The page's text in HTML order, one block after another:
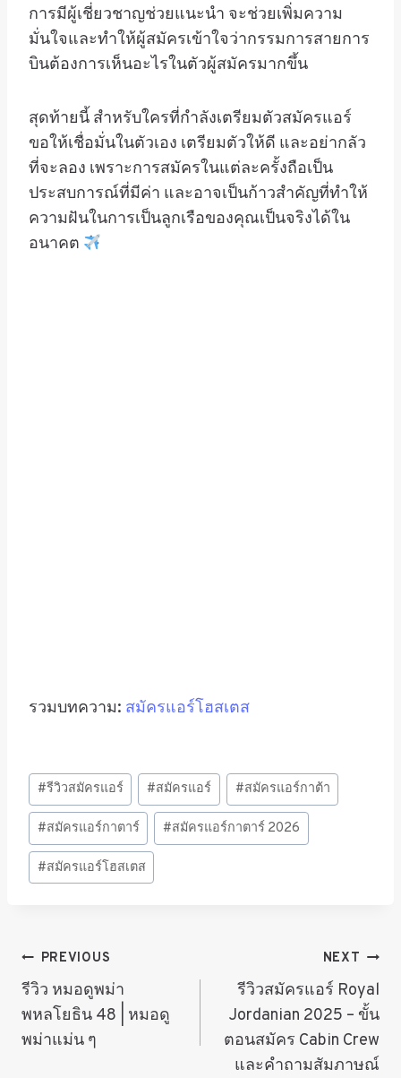
การมีผู้เชี่ยวชาญช่วยแนะนำ จะช่วยเพิ่มความ
มั่นใจและทำให้ผู้สมัครเข้าใจว่ากรรมการสายการ
บินต้องการเห็นอะไรในตัวผู้สมัครมากขึ้น
สุดท้ายนี้ สำหรับใครที่กำลังเตรียมตัวสมัครแอร์
ขอให้เชื่อมั่นในตัวเอง เตรียมตัวให้ดี และอย่ากลัว
ที่จะลอง เพราะการสมัครในแต่ละครั้งถือเป็น
ประสบการณ์ที่มีค่า และอาจเป็นก้าวสำคัญที่ทำให้
ความฝันในการเป็นลูกเรือของคุณเป็นจริงได้ใน
อนาคต
รวมบทความ: สมัครแอร์โฮสเตส
Post
Tags:
#รีวิวสมัครแอร์ #สมัครแอร์ #สมัครแอร์กาต้า
#สมัครแอร์กาตาร์ #สมัครแอร์กาตาร์ 2026
#สมัครแอร์โฮสเตส
แนะแนว
เรื่อง
PREVIOUS
รีวิว หมอดูพม่า
พหลโยธิน 48 | หมอดู
พม่าแม่น ๆ
NEXT
รีวิวสมัครแอร์ Royal
Jordanian 2025 – ขั้น
ตอนสมัคร Cabin Crew
และคำถามสัมภาษณ์